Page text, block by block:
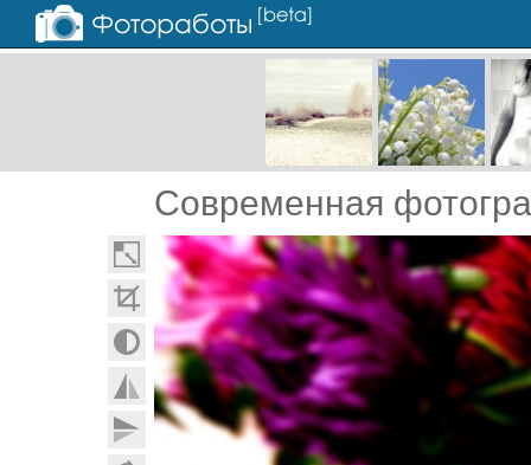
Современная